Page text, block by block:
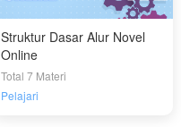
Struktur Dasar Alur Novel
Online
Total 7 Materi
Pelajari